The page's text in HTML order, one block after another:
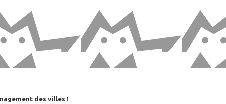
des villes !